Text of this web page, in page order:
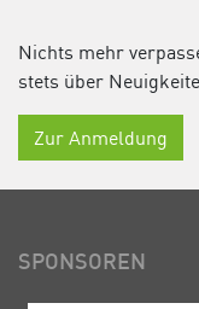
Nichts mehr
stets über
Zur Anmeldung
SPONSOREN